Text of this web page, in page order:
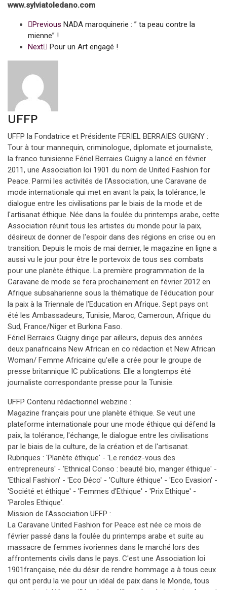
www.sylviatoledano.com
Previous NADA maroquinerie : ” ta peau contre la
mienne” !
Next
Pour un Art engagé !
UFFP
UFFP la Fondatrice et Présidente FERIEL BERRAIES GUIGNY :
Tour à tour mannequin, criminologue, diplomate et journaliste,
la franco tunisienne Fériel Berraies Guigny a lancé en février
2011, une Association loi 1901 du nom de United Fashion for
Peace. Parmi les activités de l'Association, une Caravane de
mode internationale qui met en avant la paix, la tolérance, le
dialogue entre les civilisations par le biais de la mode et de
l'artisanat éthique. Née dans la foulée du printemps arabe, cette
Association réunit tous les artistes du monde pour la paix,
désireux de donner de l'espoir dans des régions en crise ou en
transition. Depuis le mois de mai dernier, le magazine en ligne a
aussi vu le jour pour être le portevoix de tous ses combats
pour une planète éthique. La première programmation de la
Caravane de mode se fera prochainement en février 2012 en
Afrique subsaharienne sous la thématique de l'éducation pour
la paix à la Triennale de l'Education en Afrique. Sept pays ont
été les Ambassadeurs, Tunisie, Maroc, Cameroun, Afrique du
Sud, France/Niger et Burkina Faso.
Fériel Berraies Guigny dirige par ailleurs, depuis des années
deux panafricains New African en co rédaction et New African
Woman/ Femme Africaine qu'elle a crée pour le groupe de
presse britannique IC publications. Elle a longtemps été
journaliste correspondante presse pour la Tunisie.
UFFP Contenu rédactionnel webzine :
Magazine français pour une planète éthique. Se veut une
plateforme internationale pour une mode éthique qui défend la
paix, la tolérance, l'échange, le dialogue entre les civilisations
par le biais de la culture, de la création et de l'artisanat.
Rubriques : 'Planète éthique' - 'Le rendez-vous des
entrepreneurs' - 'Ethnical Conso : beauté bio, manger éthique' -
'Ethical Fashion' - 'Eco Déco' - 'Culture éthique' - 'Eco Evasion' -
'Société et éthique' - 'Femmes d'Ethique' - 'Prix Ethique' -
'Paroles Ethique'.
Mission de l'Association UFFP :
La Caravane United Fashion for Peace est née ce mois de
février passé dans la foulée du printemps arabe et suite au
massacre de femmes ivoriennes dans le marché lors des
affrontements civils dans le pays. C'est une Association loi
1901française, née du désir de rendre hommage a à tous ceux
qui ont perdu la vie pour un idéal de paix dans le Monde, tous